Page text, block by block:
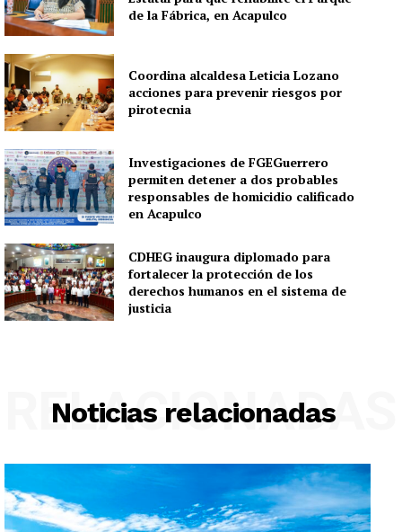
de la Fábrica, en Acapulco
Coordina alcaldesa Leticia Lozano
acciones para prevenir riesgos por
pirotecnia
Investigaciones de FGEGuerrero
permiten detener a dos probables
responsables de homicidio calificado
en Acapulco
CDHEG inaugura diplomado para
fortalecer la protección de los
derechos humanos en el sistema de
justicia
Noticias relacionadas
RELACIONADAS